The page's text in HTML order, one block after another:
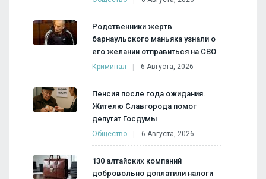
Родственники жертв
барнаульского маньяка узнали о
его желании отправиться на СВО
Криминал 6 Августа, 2026
Пенсия после года ожидания.
Жителю Славгорода помог
депутат Госдумы
Общество 6 Августа, 2026
130 алтайских компаний
добровольно доплатили налоги